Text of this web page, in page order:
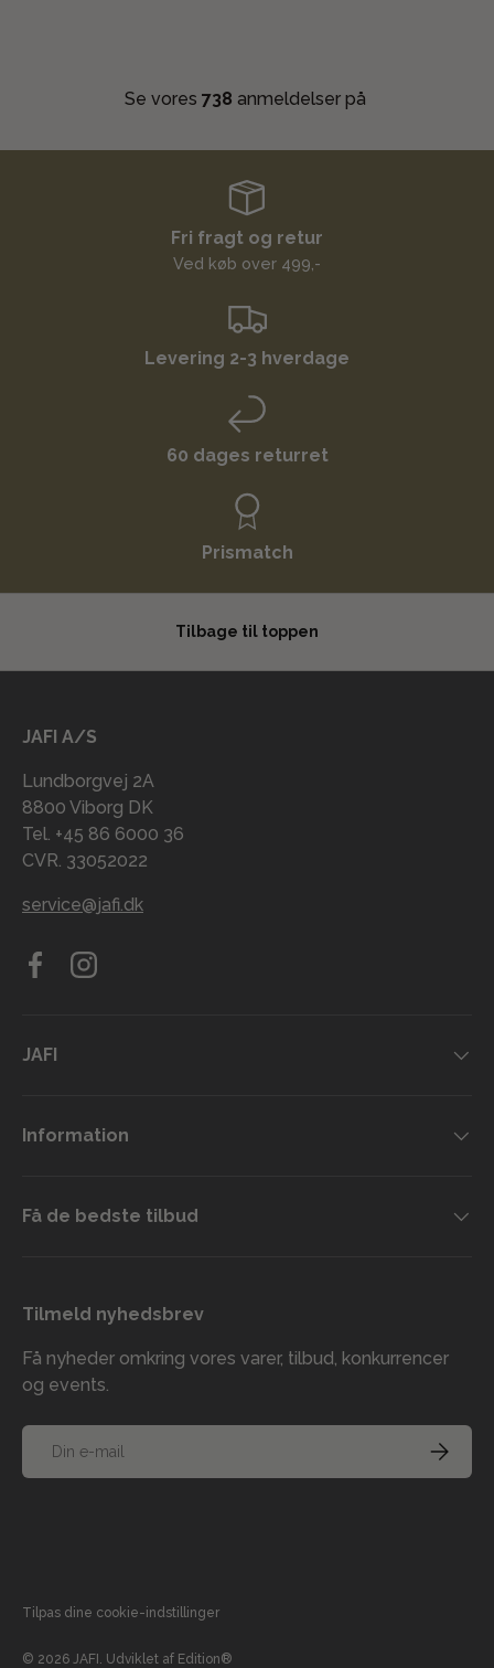
Se vores 738 anmeldelser på
Fri fragt og retur
Ved køb over 499,-
Levering 2-3 hverdage
60 dages returret
Prismatch
Tilbage til toppen
JAFI A/S
Lundborgvej 2A
8800 Viborg DK
Tel. +45 86 6000 36
CVR. 33052022
service@jafi.dk
FacebookInstagram
JAFI
Information
Få de bedste tilbud
Tilmeld nyhedsbrev
Få nyheder omkring vores varer, tilbud, konkurrencer
og events.
TILMELD
Tilpas dine cookie-indstillinger
© 2026 JAFI Udviklet af Edition®